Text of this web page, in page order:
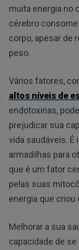
muita energia no
cérebro consome
corpo, apesar de
peso.
Vários fatores,
altos níveis de
endotoxinas,
prejudicar sua
vida saudáveis.
armadilhas para
que é um fator
pelas suas
energia que criou
Melhorar a sua
capacidade de